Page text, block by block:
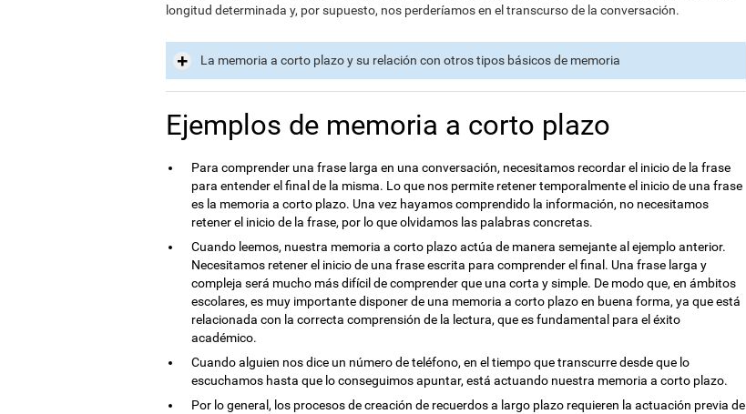
longitud determinada y, por supuesto, nos perderíamos en el transcurso de la conversación.
La memoria a corto plazo y su relación con otros tipos básicos de memoria
Ejemplos de memoria a corto plazo
Para comprender una frase larga en una conversación, necesitamos recordar el inicio de la frase
para entender el final de la misma. Lo que nos permite retener temporalmente el inicio de una frase
es la memoria a corto plazo. Una vez hayamos comprendido la información, no necesitamos
retener el inicio de la frase, por lo que olvidamos las palabras concretas.
Cuando leemos, nuestra memoria a corto plazo actúa de manera semejante al ejemplo anterior.
Necesitamos retener el inicio de una frase escrita para comprender el final. Una frase larga y
compleja será mucho más difícil de comprender que una corta y simple. De modo que, en ámbitos
escolares, es muy importante disponer de una memoria a corto plazo en buena forma, ya que está
relacionada con la correcta comprensión de la lectura, que es fundamental para el éxito
académico.
Cuando alguien nos dice un número de teléfono, en el tiempo que transcurre desde que lo
escuchamos hasta que lo conseguimos apuntar, está actuando nuestra memoria a corto plazo.
Por lo general, los procesos de creación de recuerdos a largo plazo requieren la actuación previa de